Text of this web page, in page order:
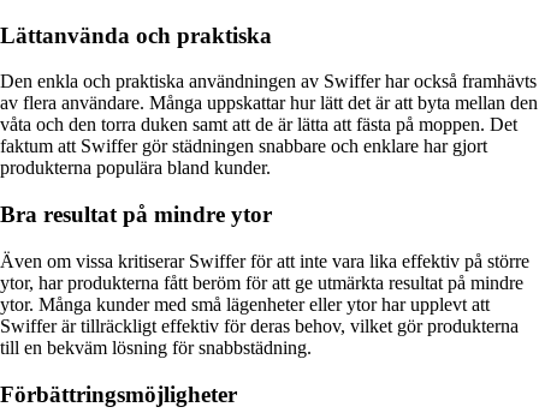
Lättanvända och praktiska
Den enkla och praktiska användningen av Swiffer har också framhävts
av flera användare. Många uppskattar hur lätt det är att byta mellan den
våta och den torra duken samt att de är lätta att fästa på moppen. Det
faktum att Swiffer gör städningen snabbare och enklare har gjort
produkterna populära bland kunder.
Bra resultat på mindre ytor
Även om vissa kritiserar Swiffer för att inte vara lika effektiv på större
ytor, har produkterna fått beröm för att ge utmärkta resultat på mindre
ytor. Många kunder med små lägenheter eller ytor har upplevt att
Swiffer är tillräckligt effektiv för deras behov, vilket gör produkterna
till en bekväm lösning för snabbstädning.
Förbättringsmöjligheter